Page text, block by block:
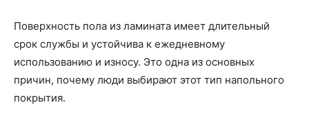
Поверхность пола из ламината имеет длительный
срок службы и устойчива к ежедневному
использованию и износу. Это одна из основных
причин, почему люди выбирают этот тип напольного
покрытия.